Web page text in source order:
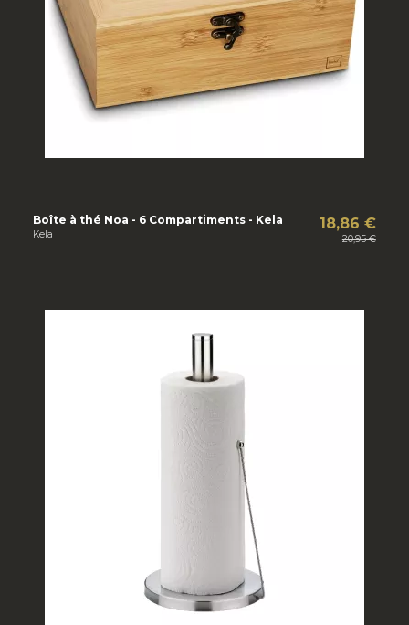
Boîte à thé Noa - 6 Compartiments - Kela
Kela
18,86 €
20,95 €